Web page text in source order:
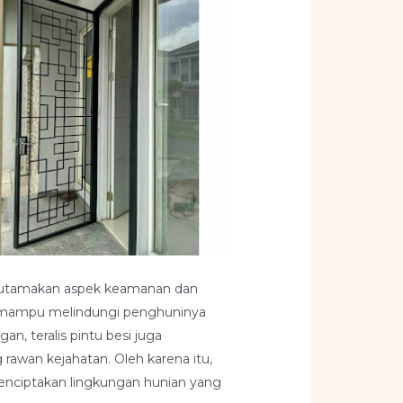
aspek keamanan dan
melindungi penghuninya
teralis pintu besi juga
kejahatan. Oleh karena itu,
lingkungan hunian yang